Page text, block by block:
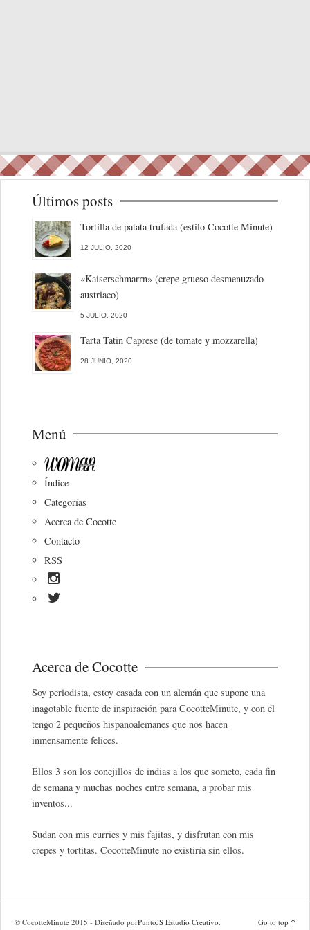
Últimos posts
Tortilla de patata trufada (estilo Cocotte Minute)
12 JULIO, 2020
«Kaiserschmarrn» (crepe grueso desmenuzado
austriaco)
5 JULIO, 2020
Tarta Tatin Caprese (de tomate y mozzarella)
28 JUNIO, 2020
Menú
Índice
Categorías
Acerca de Cocotte
Contacto
RSS
Acerca de Cocotte
Soy periodista, estoy casada con un alemán que supone una
inagotable fuente de inspiración para CocotteMinute, y con él
tengo 2 pequeños hispanoalemanes que nos hacen
inmensamente felices.
Ellos 3 son los conejillos de indias a los que someto, cada fin
de semana y muchas noches entre semana, a probar mis
inventos...
Sudan con mis curries y mis fajitas, y disfrutan con mis
crepes y tortitas. CocotteMinute no existiría sin ellos.
© CocotteMinute 2015 - Diseñado porPuntoJS Estudio Creativo Go to top ↑